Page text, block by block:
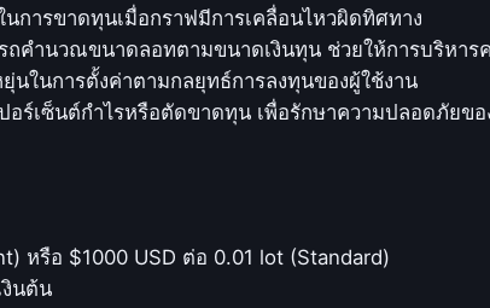
e
m
โ
ด
o
นการขาดทุนเมื่อกราฟมีการเคลื่อนไหวผิดทิศทาง
ถคำนวณขนาดลอทตามขนาดเงินทุน ช่วยให้การบริหาร
นในการตั้งค่าตามกลยุทธ์การลงทุนของผู้ใช้งาน
อร์เซ็นต์กำไรหรือตัดขาดทุน เพื่อรักษาความปลอดภัยขอ
หรือ $1000 USD ต่อ 0.01 lot (Standard)
งินต้น